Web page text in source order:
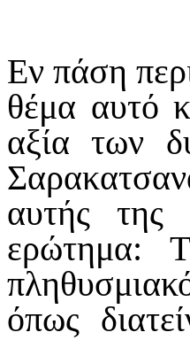
Εν πάση
θέμα αυτό
αξία των
αυτής της
ερώτημα:
όπως